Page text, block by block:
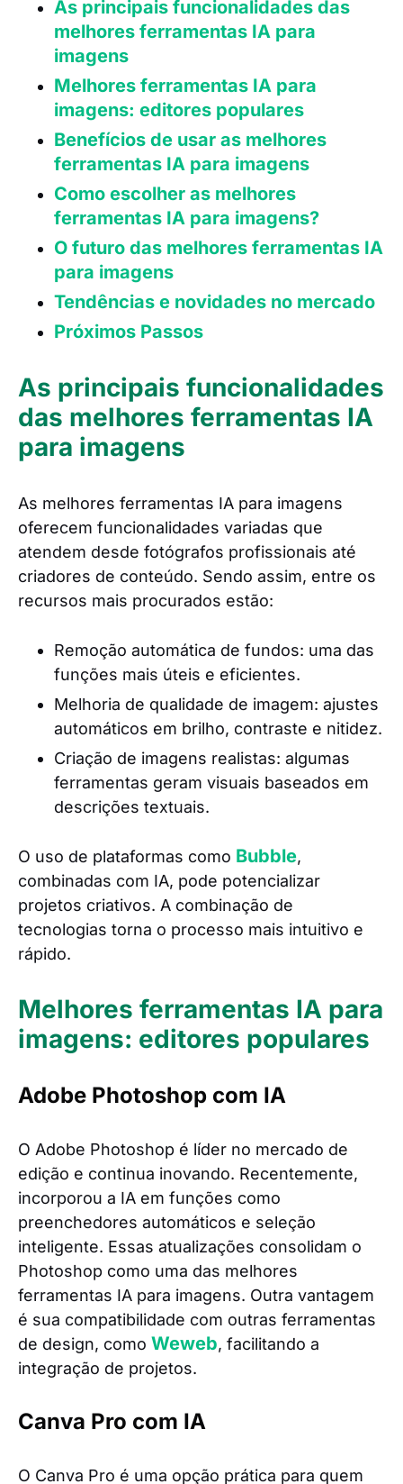
As principais funcionalidades das
melhores ferramentas IA para
imagens
Melhores ferramentas IA para
imagens: editores populares
Benefícios de usar as melhores
ferramentas IA para imagens
Como escolher as melhores
ferramentas IA para imagens?
O futuro das melhores ferramentas IA
para imagens
Tendências e novidades no mercado
Próximos Passos
As principais funcionalidades
das melhores ferramentas IA
para imagens
As melhores ferramentas IA para imagens
oferecem funcionalidades variadas que
atendem desde fotógrafos profissionais até
criadores de conteúdo. Sendo assim, entre os
recursos mais procurados estão:
Remoção automática de fundos: uma das
funções mais úteis e eficientes.
Melhoria de qualidade de imagem: ajustes
automáticos em brilho, contraste e nitidez.
Criação de imagens realistas: algumas
ferramentas geram visuais baseados em
descrições textuais.
O uso de plataformas como Bubble,
combinadas com IA, pode potencializar
projetos criativos. A combinação de
tecnologias torna o processo mais intuitivo e
rápido.
Melhores ferramentas IA para
imagens: editores populares
Adobe Photoshop com IA
O Adobe Photoshop é líder no mercado de
edição e continua inovando. Recentemente,
incorporou a IA em funções como
preenchedores automáticos e seleção
inteligente. Essas atualizações consolidam o
Photoshop como uma das melhores
ferramentas IA para imagens. Outra vantagem
é sua compatibilidade com outras ferramentas
de design, como Weweb, facilitando a
integração de projetos.
Canva Pro com IA
O Canva Pro é uma opção prática para quem